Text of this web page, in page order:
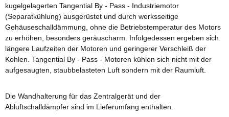
kugelgelagerten Tangential By - Pass - Industriemotor
(Separatkühlung) ausgerüstet und durch werksseitige
Gehäuseschalldämmung, ohne die Betriebstemperatur des Motors
zu erhöhen, besonders geräuscharm. Infolgedessen ergeben sich
längere Laufzeiten der Motoren und geringerer Verschleiß der
Kohlen. Tangential By - Pass - Motoren kühlen sich nicht mit der
aufgesaugten, staubbelasteten Luft sondern mit der Raumluft.
Die Wandhalterung für das Zentralgerät und der
Abluftschalldämpfer sind im Lieferumfang enthalten.